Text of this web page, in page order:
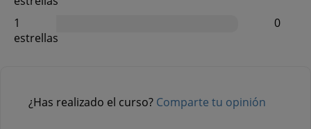
1
estrellas
0
¿Has realizado el curso? Comparte tu opinión